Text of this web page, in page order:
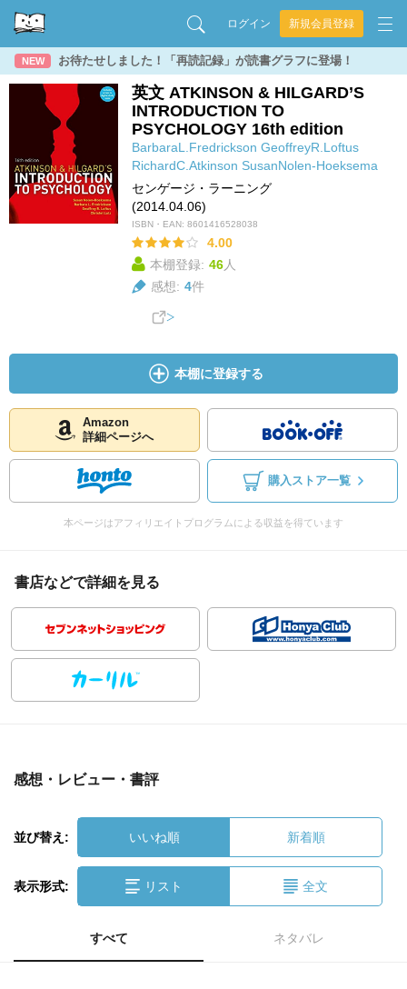
ログイン 新規会員登録
NEW お待たせしました！「再読記録」が読書グラフに登場！
英文 ATKINSON & HILGARD’S
INTRODUCTION TO
PSYCHOLOGY 16th edition
BarbaraL.Fredrickson GeoffreyR.Loftus
RichardC.Atkinson SusanNolen-Hoeksema
センゲージ・ラーニング
(2014.04.06)
ISBN・EAN: 8601416528038
4.00
本棚登録: 46人
感想: 4件
本棚に登録する
Amazon
詳細ページへ
購入ストア一覧
本ページはアフィリエイトプログラムによる収益を得ています
書店などで詳細を見る
感想・レビュー・書評
並び替え: いいね順 新着順
表示形式: リスト 全文
すべて ネタバレ